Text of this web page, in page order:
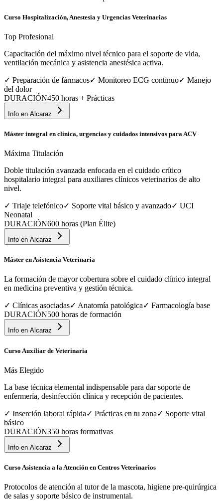
Curso Hospitalización, Anestesia y Urgencias Veterinarias
Top Profesional
Capacitación del máximo nivel técnico para el soporte de vida,
ventilación mecánica y asistencia anestésica activa.
✓ Preparación de fármacos✓ Monitoreo ECG continuo✓ Manejo
del dolor
DURACIÓN450 horas + Prácticas
Info en Alcaraz
Máster integral en clínica, urgencias y cuidados intensivos para ACV
Máxima Titulación
Doble titulación avanzada enfocada en el cuidado crítico
hospitalario integral para auxiliares clínicos veterinarios de alto
nivel.
✓ Triaje telefónico✓ Soporte vital básico y avanzado✓ UCI
Neonatal
DURACIÓN600 horas (Plan Élite)
Info en Alcaraz
Máster en Asistencia Veterinaria
La formación de mayor cobertura sobre el cuidado clínico integral
en medicina preventiva y gestión técnica.
✓ Clínicas asociadas✓ Anatomía patológica✓ Farmacología base
DURACIÓN500 horas de formación
Info en Alcaraz
Curso Auxiliar de Veterinaria
Más Elegido
La base técnica elemental indispensable para dar soporte de
enfermería, desinfección clínica y recepción de pacientes.
✓ Inserción laboral rápida✓ Prácticas en tu zona✓ Soporte vital
básico
DURACIÓN350 horas formativas
Info en Alcaraz
Curso Asistencia a la Atención en Centros Veterinarios
Protocolos de atención al tutor de la mascota, higiene pre-quirúrgica
de salas y soporte básico de instrumental.